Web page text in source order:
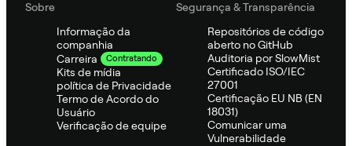
Sobre
Informação da
companhia
Carreira
Contratando
Kits de mídia
política de Privacidade
Termo de Acordo do
Usuário
Verificação de equipe
Segurança & Transparência
Repositórios de código
aberto no GitHub
Auditoria por SlowMist
Certificado ISO/IEC
27001
Certificação EU NB (EN
18031)
Comunicar uma
Vulnerabilidade